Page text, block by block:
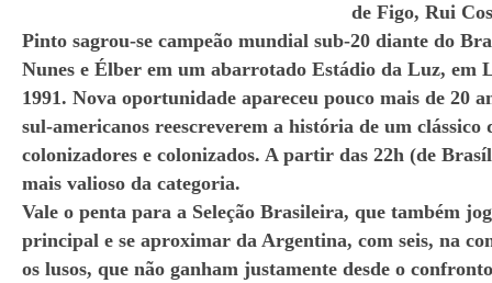
de Figo, Rui
Pinto sagrou-se campeão mundial sub-20 diante do
Nunes e Élber em um abarrotado Estádio da Luz, em
1991. Nova oportunidade apareceu pouco mais de 20
sul-americanos reescreverem a história de um
colonizadores e colonizados. A partir das 22h (de
mais valioso da categoria.
Vale o penta para a Seleção Brasileira, que também
principal e se aproximar da Argentina, com seis, na
os lusos, que não ganham justamente desde o